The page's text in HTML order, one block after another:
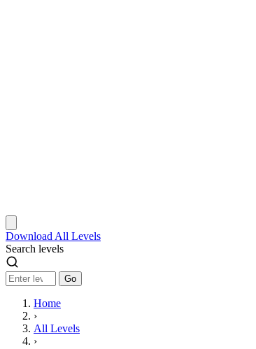
Download All Levels
Search levels
Go
Home
›
All Levels
›